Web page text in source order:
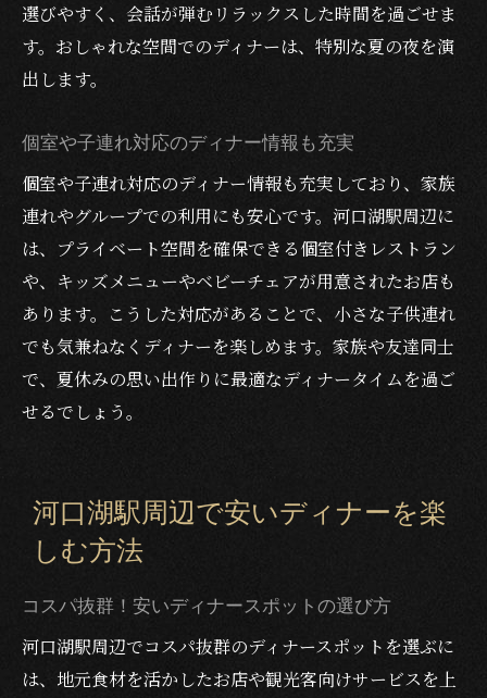
選びやすく、会話が弾むリラックスした時間を過ごせま
す。おしゃれな空間でのディナーは、特別な夏の夜を演
出します。
個室や子連れ対応のディナー情報も充実
個室や子連れ対応のディナー情報も充実しており、家族
連れやグループでの利用にも安心です。河口湖駅周辺に
は、プライベート空間を確保できる個室付きレストラン
や、キッズメニューやベビーチェアが用意されたお店も
あります。こうした対応があることで、小さな子供連れ
でも気兼ねなくディナーを楽しめます。家族や友達同士
で、夏休みの思い出作りに最適なディナータイムを過ご
せるでしょう。
河口湖駅周辺で安いディナーを楽
しむ方法
コスパ抜群！安いディナースポットの選び方
河口湖駅周辺でコスパ抜群のディナースポットを選ぶに
は、地元食材を活かしたお店や観光客向けサービスを上